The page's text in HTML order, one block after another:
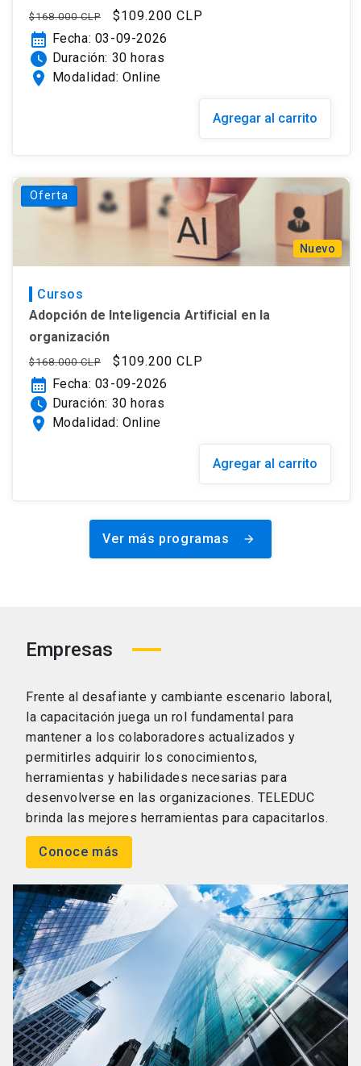
Precio
habitual
$168.000 CLP
Precio
de
oferta
$109.200 CLP
calendar_month Fecha: 03-09-2026
watch_later Duración: 30 horas
location_on Modalidad: Online
Agregar al carrito
Nuevo
Oferta
Cursos
Adopción de Inteligencia Artificial en la
organización
Precio
habitual
$168.000 CLP
Precio
de
oferta
$109.200 CLP
calendar_month Fecha: 03-09-2026
watch_later Duración: 30 horas
location_on Modalidad: Online
Agregar al carrito
Ver más programas arrow_forward
Empresas
Frente al desafiante y cambiante escenario laboral,
la capacitación juega un rol fundamental para
mantener a los colaboradores actualizados y
permitirles adquirir los conocimientos,
herramientas y habilidades necesarias para
desenvolverse en las organizaciones. TELEDUC
brinda las mejores herramientas para capacitarlos.
Conoce más